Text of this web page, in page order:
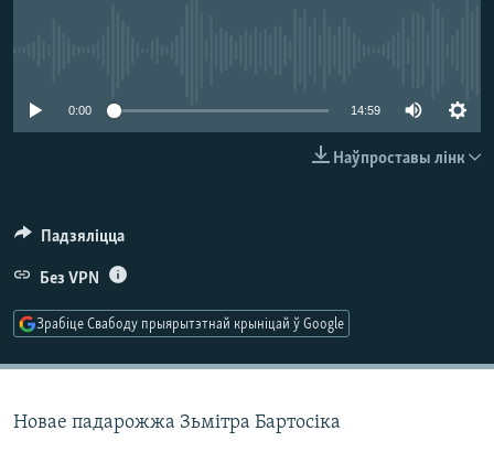
0:00 14:59
Наўпроставы лінк
Падзяліцца
Без VPN
Зрабіце Свабоду прыярытэтнай крыніцай ў Google
Новае падарожжа Зьмітра Бартосіка